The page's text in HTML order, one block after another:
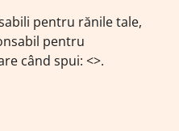
pentru rănile tale,
pentru
când spui: <>.